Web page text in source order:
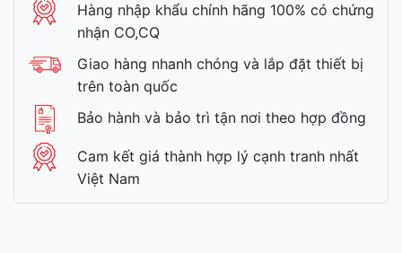
Hàng nhập khẩu chính hãng 100% có chứng
nhận CO,CQ
Giao hàng nhanh chóng và lắp đặt thiết bị
trên toàn quốc
Bảo hành và bảo trì tận nơi theo hợp đồng
Cam kết giá thành hợp lý cạnh tranh nhất
Việt Nam